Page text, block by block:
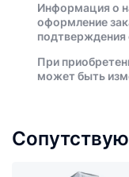
Информация о
оформление
подтверждения
При
может быть